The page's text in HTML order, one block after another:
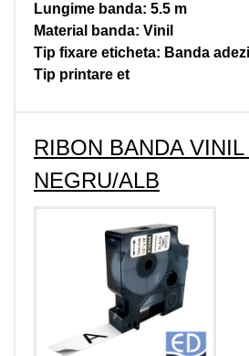
Lungime banda: 5.5 m
Material banda: Vinil
Tip fixare eticheta: Banda
Tip printare et
RIBON BANDA
NEGRU/ALB